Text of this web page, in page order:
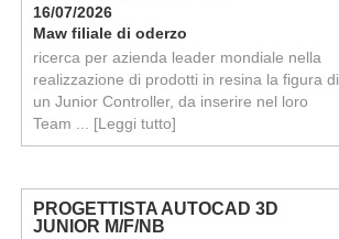
16/07/2026
Maw filiale di oderzo
ricerca per azienda leader mondiale nella
realizzazione di prodotti in resina la figura di
un Junior Controller, da inserire nel loro
Team ... [Leggi tutto]
PROGETTISTA AUTOCAD 3D
JUNIOR M/F/NB